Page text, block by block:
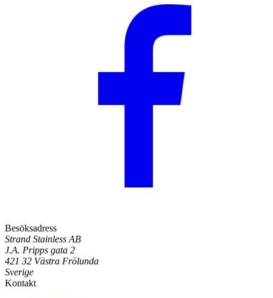
Besöksadress
Strand Stainless AB
J.A. Pripps gata 2
421 32 Västra Frölunda
Sverige
Kontakt